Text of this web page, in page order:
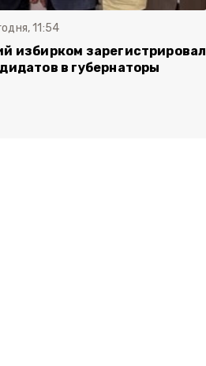
11:54
избирком зарегистрировал
в губернаторы